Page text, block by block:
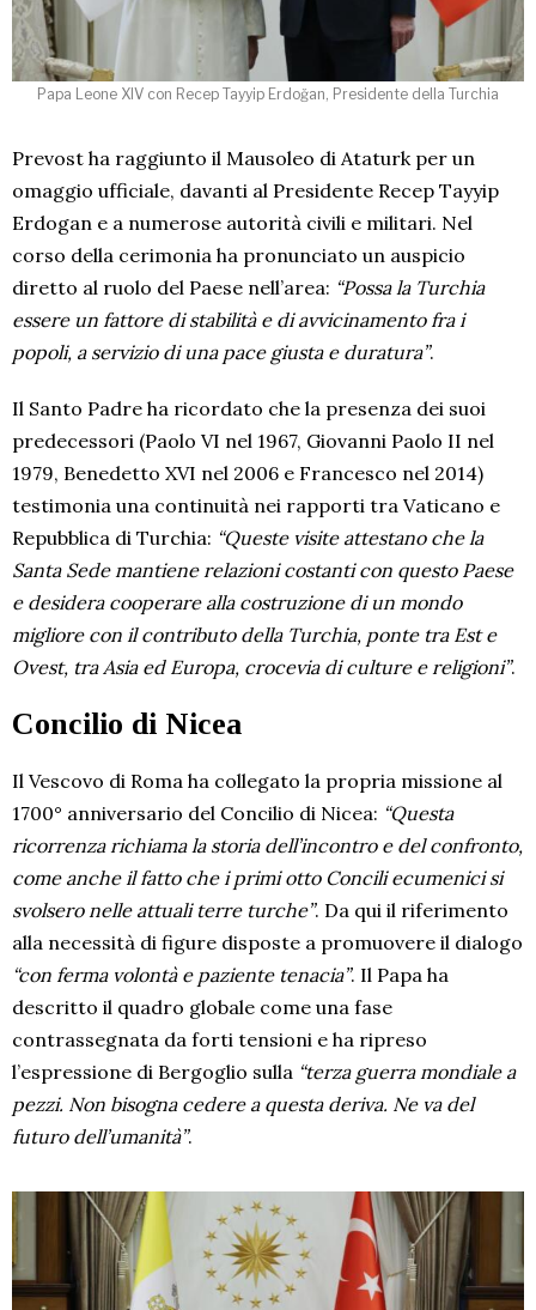
Papa Leone XIV con Recep Tayyip Erdoğan, Presidente della Turchia
Prevost ha raggiunto il Mausoleo di Ataturk per un
omaggio ufficiale, davanti al Presidente Recep Tayyip
Erdogan e a numerose autorità civili e militari. Nel
corso della cerimonia ha pronunciato un auspicio
diretto al ruolo del Paese nell’area: “Possa la Turchia
essere un fattore di stabilità e di avvicinamento fra i
popoli, a servizio di una pace giusta e duratura”.
Il Santo Padre ha ricordato che la presenza dei suoi
predecessori (Paolo VI nel 1967, Giovanni Paolo II nel
1979, Benedetto XVI nel 2006 e Francesco nel 2014)
testimonia una continuità nei rapporti tra Vaticano e
Repubblica di Turchia: “Queste visite attestano che la
Santa Sede mantiene relazioni costanti con questo Paese
e desidera cooperare alla costruzione di un mondo
migliore con il contributo della Turchia, ponte tra Est e
Ovest, tra Asia ed Europa, crocevia di culture e religioni”.
Concilio di Nicea
Il Vescovo di Roma ha collegato la propria missione al
1700° anniversario del Concilio di Nicea: “Questa
ricorrenza richiama la storia dell’incontro e del confronto,
come anche il fatto che i primi otto Concili ecumenici si
svolsero nelle attuali terre turche”. Da qui il riferimento
alla necessità di figure disposte a promuovere il dialogo
“con ferma volontà e paziente tenacia”. Il Papa ha
descritto il quadro globale come una fase
contrassegnata da forti tensioni e ha ripreso
l’espressione di Bergoglio sulla “terza guerra mondiale a
pezzi. Non bisogna cedere a questa deriva. Ne va del
futuro dell’umanità”.